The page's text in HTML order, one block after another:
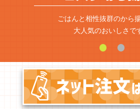
ごはんと相性抜群のから
大人気のおいしさで